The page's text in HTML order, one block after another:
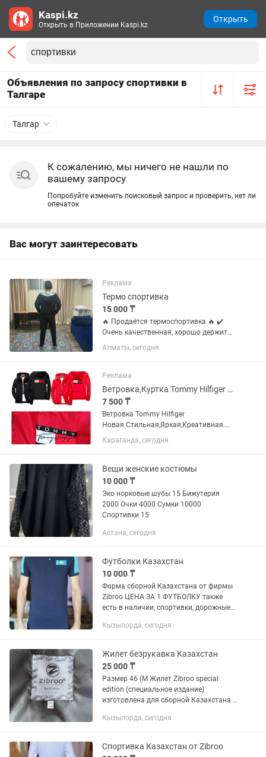
Объявления по запросу спортивки в
Талгаре
Талгар
К сожалению, мы ничего не нашли по
вашему запросу
Попробуйте изменить поисковый запрос и проверить, нет ли
опечаток
Вас могут заинтересовать
Реклама
Термо спортивка
15 000 ₸
🔥 Продаётся термоспортивка 🔥 ✔️
Очень качественная, хорошо держит
тепло ✔️ (подойдёт и парням, и
девушкам) ✔️ Размеры: от 50 до 54 💰
000 ❗ Без этикетки (поэтому...
Алматы, сегодня
Реклама
Ветровка,Куртка Tommy Hilfiger Новые Стильные,ВодоСтойкая,, Креатив.
7 500 ₸
Ветровка Tommy Hilfiger
Новая.Стильная,Яркая,Креативная.
Материал типа Балонний-
плащевка,Водостойкая,Непромокаема
Спортивка. Новая в упаковке. Цена...
Караганда, сегодня
Вещи женские костюмы
10 000 ₸
Эко норковые шубы 15 Бижутерия
2000 Очки 4000 Сумки 10000
Спортивки 15
Астана, сегодня
Футболки Казахстан
10 000 ₸
Форма сборной Казахстана от фирмы
Zibroo ЦЕНА ЗА 1 ФУТБОЛКУ также
есть в наличии, спортивки, дорожные
Кызылорда, сегодня
Жилет безрукавка Казахстан
25 000 ₸
Размер 46 (M Жилет Zibroo special
edition (специальное издание)
изготовлена для сборной Казахстана в
наличии есть футболки, спортивки,
Кызылорда, сегодня
Спортивка Казахстан от Zibroo
Kaspi.kz
Открыть в Приложении Kaspi.kz
Открыть